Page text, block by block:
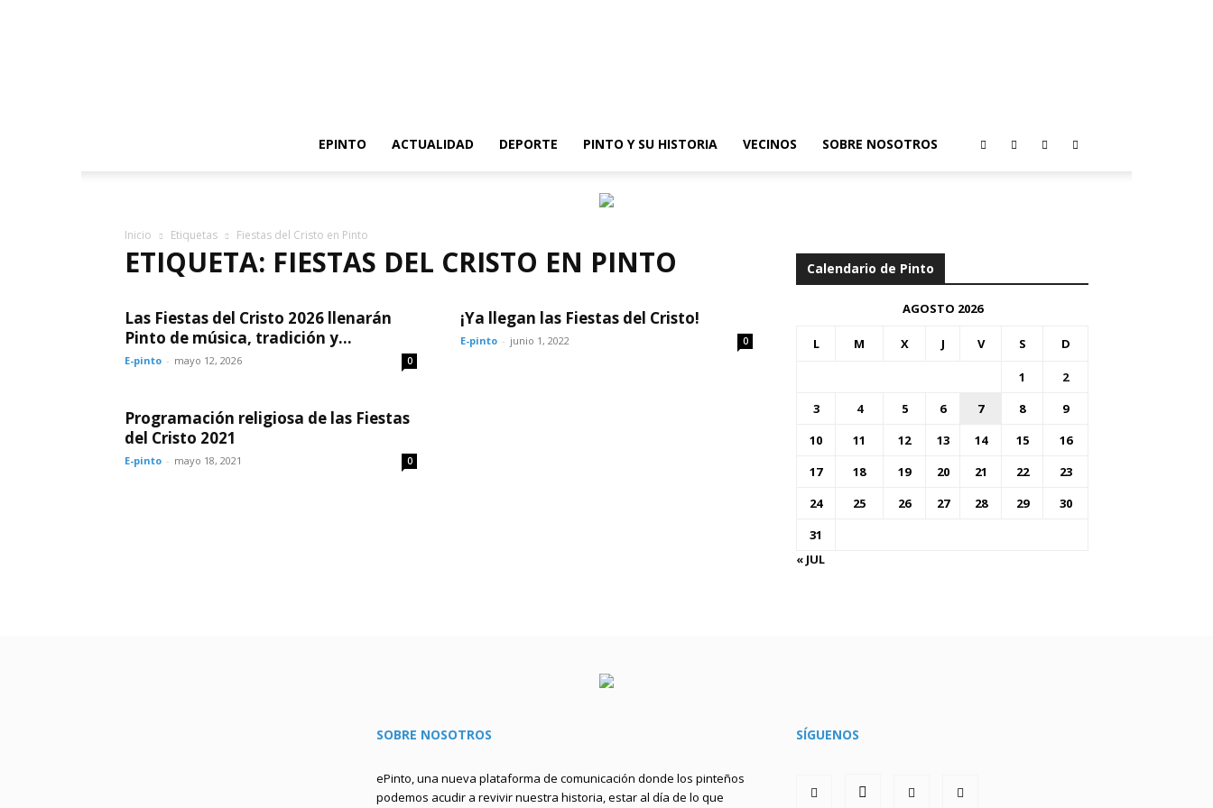
EPINTO
ACTUALIDAD DEPORTE PINTO Y SU HISTORIA VECINOS SOBRE NOSOTROS
Inicio Etiquetas Fiestas del Cristo en Pinto
ETIQUETA: FIESTAS DEL CRISTO EN PINTO
Las Fiestas del Cristo 2026 llenarán
Pinto de música, tradición y...
E-pinto - mayo 12, 2026 0
¡Ya llegan las Fiestas del Cristo!
E-pinto - junio 1, 2022 0
Programación religiosa de las Fiestas
del Cristo 2021
E-pinto - mayo 18, 2021 0
Calendario de Pinto
AGOSTO 2026
L M X J V S D
1
2
3
4 5 6 7 8
9
10
11 12 13 14 15
16
17
18 19 20 21 22
23
24
25 26 27 28 29
30
31
« JUL
SOBRE NOSOTROS
ePinto, una nueva plataforma de comunicación donde los pinteños
podemos acudir a revivir nuestra historia, estar al día de lo que
SÍGUENOS